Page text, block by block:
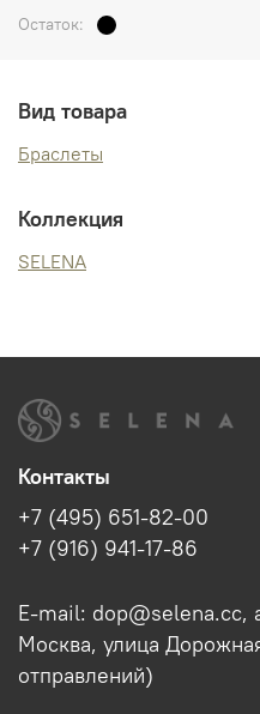
Остаток:
Вид товара
Браслеты
Коллекция
SELENA
Контакты
+7 (495) 651-82-00
+7 (916) 941-17-86
E-mail: dop@selena.cc,
Москва, улица
отправлений)